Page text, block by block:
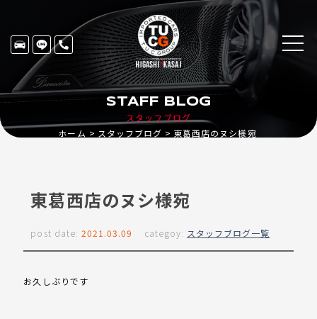
スタッフブログ
STAFF BLOG
ホーム スタッフブログ 東葛西店のヌシ様宛
東葛西店のヌシ様宛
post date: 2021.03.09 categoy: スタッフブログ一覧
お久しぶりです